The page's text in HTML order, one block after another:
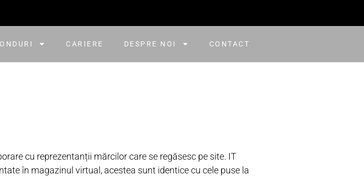
CARIERE DESPRE NOI CONTACT
cu reprezentanții mărcilor care se regăsesc pe site. IT
în magazinul virtual, acestea sunt identice cu cele puse la